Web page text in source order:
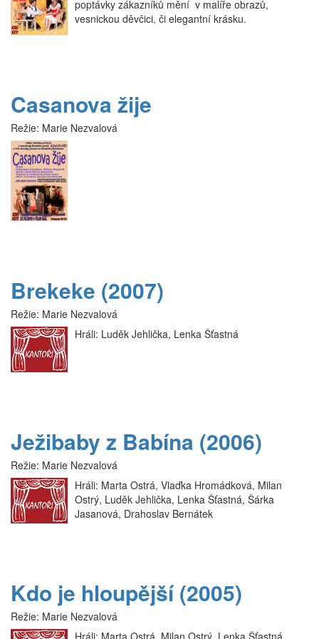
poptávky zákazníků mění v malíře obrazů,
vesnickou děvčici, či elegantní krásku.
Casanova žije
Režie: Marie Nezvalová
Brekeke (2007)
Režie: Marie Nezvalová
Hráli: Luděk Jehlička, Lenka Šťastná
Ježibaby z Babína (2006)
Režie: Marie Nezvalová
Hráli: Marta Ostrá, Vlaďka Hromádková, Milan
Ostrý, Luděk Jehlička, Lenka Šťastná, Šárka
Jasanová, Drahoslav Bernátek
Kdo je hloupější (2005)
Režie: Marie Nezvalová
Hráli: Marta Ostrá, Milan Ostrý, Lenka Šťastná,